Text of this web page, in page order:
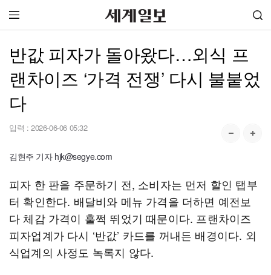
반값 피자가 돌아왔다…외식 프
랜차이즈 ‘가격 전쟁’ 다시 불붙었
다
입력 : 2026-06-06 05:32
김현주 기자 hjk@segye.com
피자 한 판을 주문하기 전, 소비자는 먼저 할인 탭부
터 확인한다. 배달비와 메뉴 가격을 더하면 예전보
다 체감 가격이 훌쩍 뛰었기 때문이다. 프랜차이즈
피자업계가 다시 ‘반값’ 카드를 꺼내든 배경이다. 외
식업계의 사정도 녹록지 않다.